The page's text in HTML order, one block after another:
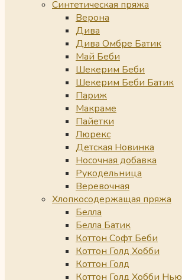
Синтетическая пряжа
Верона
Дива
Дива Омбре Батик
Май Беби
Шекерим Беби
Шекерим Беби Батик
Париж
Макраме
Пайетки
Люрекс
Детская Новинка
Носочная добавка
Рукодельница
Веревочная
Хлопкосодержащая пряжа
Белла
Белла Батик
Коттон Софт Беби
Коттон Голд Хобби
Коттон Голд
Коттон Голд Хобби Нью